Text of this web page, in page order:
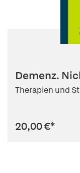
Demenz.
Therapien und
20,00 €*